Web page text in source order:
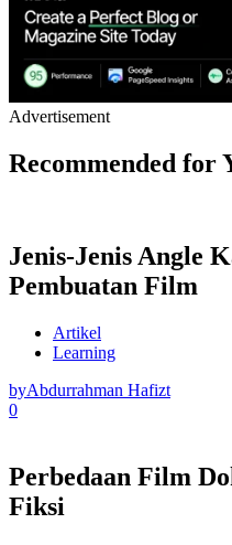
Advertisement
Recommended for
Jenis-Jenis Angle
Pembuatan Film
Artikel
Learning
byAbdurrahman Hafizt
0
Perbedaan Film
Fiksi